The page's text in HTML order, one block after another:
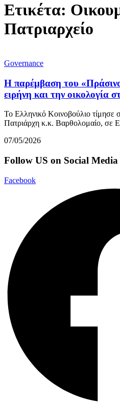
Ετικέτα:
Πατριαρχείο
Governance
Η παρέμβαση του
ειρήνη και την οικολογία
Το Ελληνικό Κοινοβούλιο τίμησε
Πατριάρχη κ.κ. Βαρθολομαίο, σε
07/05/2026
Follow US on Social Media
Facebook